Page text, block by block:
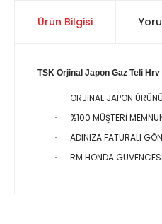
Ürün Bilgisi
TSK Orjinal Japon Gaz Teli
· ORJİNAL JAPON
· %100 MÜŞTERİ
· ADINIZA FATURALI
· RM HONDA